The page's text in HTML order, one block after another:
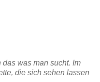
was man sucht. Im
die sich sehen lassen